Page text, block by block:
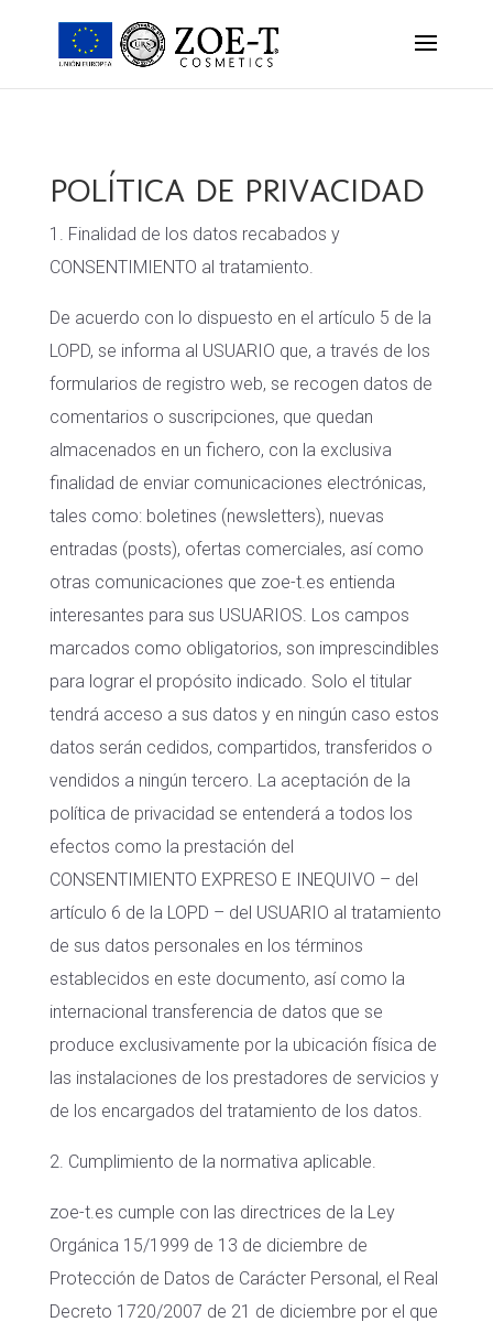
POLÍTICA DE PRIVACIDAD
1. Finalidad de los datos recabados y
CONSENTIMIENTO al tratamiento.
De acuerdo con lo dispuesto en el artículo 5 de la
LOPD, se informa al USUARIO que, a través de los
formularios de registro web, se recogen datos de
comentarios o suscripciones, que quedan
almacenados en un fichero, con la exclusiva
finalidad de enviar comunicaciones electrónicas,
tales como: boletines (newsletters), nuevas
entradas (posts), ofertas comerciales, así como
otras comunicaciones que zoe-t.es entienda
interesantes para sus USUARIOS. Los campos
marcados como obligatorios, son imprescindibles
para lograr el propósito indicado. Solo el titular
tendrá acceso a sus datos y en ningún caso estos
datos serán cedidos, compartidos, transferidos o
vendidos a ningún tercero. La aceptación de la
política de privacidad se entenderá a todos los
efectos como la prestación del
CONSENTIMIENTO EXPRESO E INEQUIVO – del
artículo 6 de la LOPD – del USUARIO al tratamiento
de sus datos personales en los términos
establecidos en este documento, así como la
internacional transferencia de datos que se
produce exclusivamente por la ubicación física de
las instalaciones de los prestadores de servicios y
de los encargados del tratamiento de los datos.
2. Cumplimiento de la normativa aplicable.
zoe-t.es cumple con las directrices de la Ley
Orgánica 15/1999 de 13 de diciembre de
Protección de Datos de Carácter Personal, el Real
Decreto 1720/2007 de 21 de diciembre por el que